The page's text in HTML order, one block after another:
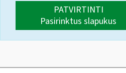
PATVIRTINTI
Pasirinktus slapukus